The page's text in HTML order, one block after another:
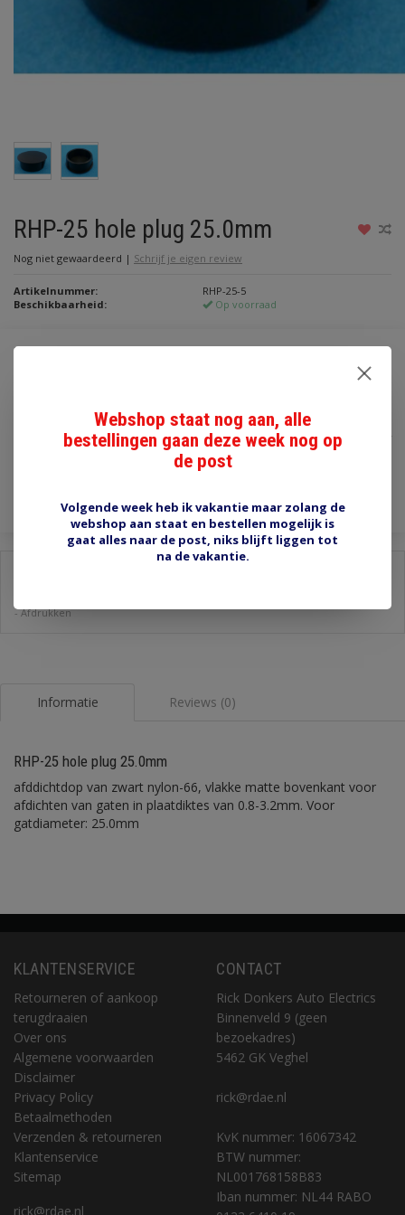
RHP-25 hole plug 25.0mm
Nog niet gewaardeerd | Schrijf je eigen review
Artikelnummer:
RHP-25-5
Beschikbaarheid:
Op voorraad
Maak een keuze:*
Toevoegen aan winkelwagen
-Afdrukken
Informatie Reviews (0)
RHP-25 hole plug 25.0mm
afddichtdop van zwart nylon-66, vlakke matte bovenkant voor
afdichten van gaten in plaatdiktes van 0.8-3.2mm. Voor
gatdiameter: 25.0mm
KLANTENSERVICE
Retourneren of aankoop
terugdraaien
Over ons
Algemene voorwaarden
Disclaimer
Privacy Policy
Betaalmethoden
Verzenden & retourneren
Klantenservice
Sitemap
rick@rdae.nl
CONTACT
Rick Donkers Auto Electrics
Binnenveld 9 (geen
bezoekadres)
5462 GK Veghel
rick@rdae.nl
KvK nummer: 16067342
BTW nummer:
NL001768158B83
Iban nummer: NL44 RABO
Webshop staat nog aan, alle
bestellingen gaan deze week nog op
de post
Volgende week heb ik vakantie maar zolang de
webshop aan staat en bestellen mogelijk is
gaat alles naar de post, niks blijft liggen tot
na de vakantie.